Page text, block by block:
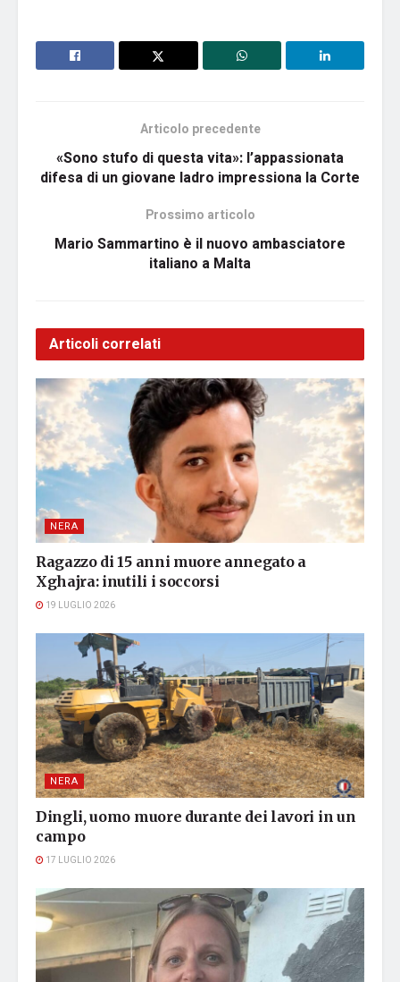
Articolo precedente
«Sono stufo di questa vita»: l’appassionata
difesa di un giovane ladro impressiona la Corte
Prossimo articolo
Mario Sammartino è il nuovo ambasciatore
italiano a Malta
Articoli correlati
NERA
Ragazzo di 15 anni muore annegato a
Xghajra: inutili i soccorsi
19 LUGLIO 2026
NERA
Dingli, uomo muore durante dei lavori in un
campo
17 LUGLIO 2026